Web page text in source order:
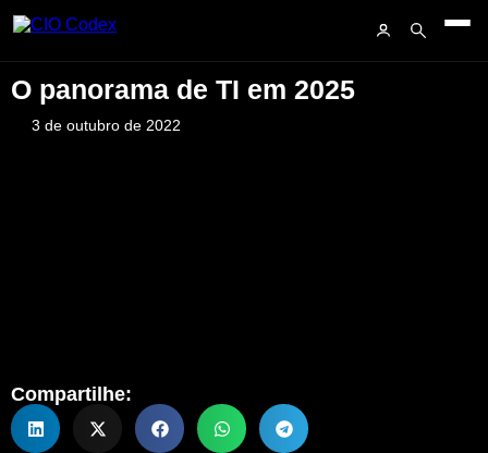
O panorama de TI em 2025
3 de outubro de 2022
Compartilhe: